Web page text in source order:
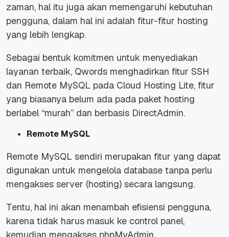
zaman, hal itu juga akan memengaruhi kebutuhan
pengguna, dalam hal ini adalah fitur-fitur hosting
yang lebih lengkap.
Sebagai bentuk komitmen untuk menyediakan
layanan terbaik, Qwords menghadirkan fitur SSH
dan Remote MySQL pada Cloud Hosting Lite, fitur
yang biasanya belum ada pada paket hosting
berlabel “murah” dan berbasis DirectAdmin.
Remote MySQL
Remote MySQL sendiri merupakan fitur yang dapat
digunakan untuk mengelola database tanpa perlu
mengakses server (hosting) secara langsung.
Tentu, hal ini akan menambah efisiensi pengguna,
karena tidak harus masuk ke control panel,